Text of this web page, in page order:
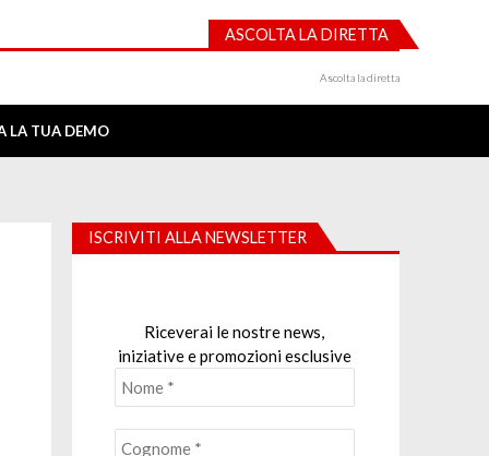
ASCOLTA LA DIRETTA
Ascolta la diretta
LA TUA DEMO
ISCRIVITI ALLA NEWSLETTER
Riceverai le nostre news,
iniziative e promozioni esclusive